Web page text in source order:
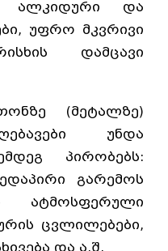
ალკიდური და
უფრო მკვრივი
დამცავი
(მეტალზე)
უნდა
პირობებს:
გარემოს
ატმოსფერული
ცვლილებები,
და ა.შ.